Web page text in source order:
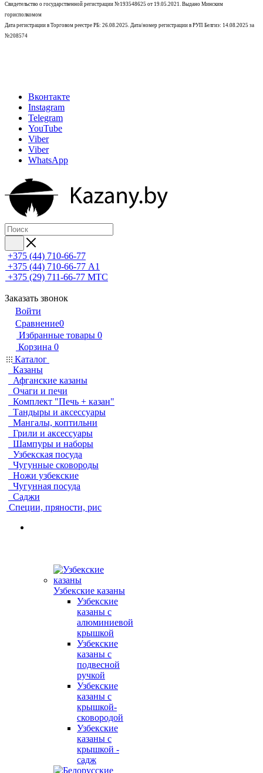
Свидетельство о государственной регистрации №193548625 от 19.05.2021. Выдано Минским
горисполкомом
Дата регистрации в Торговом реестре РБ: 26.08.2025. Дата/номер регистрации в РУП Белгиэ: 14.08.2025 за
№208574
Вконтакте
Instagram
Telegram
YouTube
Viber
Viber
WhatsApp
+375 (44) 710-66-77
+375 (44) 710-66-77 А1
+375 (29) 711-66-77 МТС
Заказать звонок
Войти
Сравнение0
Избранные товары 0
Корзина 0
Каталог
Казаны
Афганские казаны
Очаги и печи
Комплект "Печь + казан"
Тандыры и аксессуары
Мангалы, коптильни
Грили и аксессуары
Шампуры и наборы
Узбекская посуда
Чугунные сковороды
Ножи узбекские
Чугунная посуда
Саджи
Специи, пряности, рис
Узбекские казаны
Узбекские
казаны с
алюминиевой
крышкой
Узбекские
казаны с
подвесной
ручкой
Узбекские
казаны с
крышкой-
сковородой
Узбекские
казаны с
крышкой -
садж